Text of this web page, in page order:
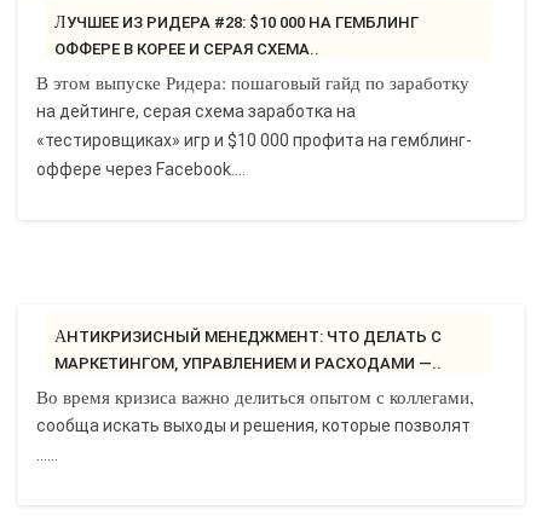
ЛУЧШЕЕ ИЗ РИДЕРА #28: $10 000 НА ГЕМБЛИНГ
ОФФЕРЕ В КОРЕЕ И СЕРАЯ СХЕМА..
В этом выпуске Ридера: пошаговый гайд по заработку
на дейтинге, серая схема заработка на
«тестировщиках» игр и $10 000 профита на гемблинг-
оффере через Facebook....
АНТИКРИЗИСНЫЙ МЕНЕДЖМЕНТ: ЧТО ДЕЛАТЬ С
МАРКЕТИНГОМ, УПРАВЛЕНИЕМ И РАСХОДАМИ —..
Во время кризиса важно делиться опытом с коллегами,
сообща искать выходы и решения, которые позволят